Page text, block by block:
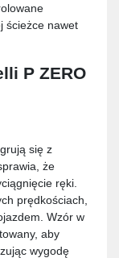
ścieżce nawet
P ZERO
się z
że
ręki.
prędkościach,
Wzór w
aby
wygodę